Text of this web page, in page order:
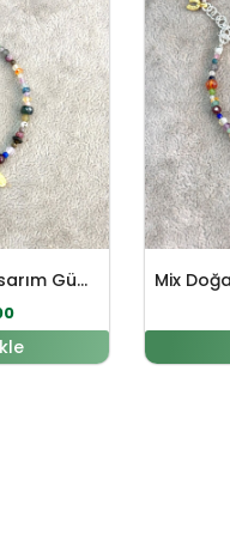
Mix Doğal Taş Tasarım Gümüş Bileklik